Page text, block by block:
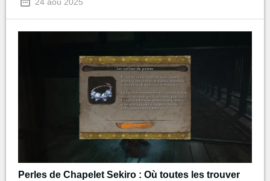
Perles de Chapelet Sekiro : Où toutes les trouver